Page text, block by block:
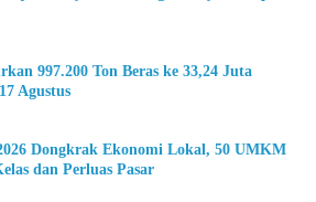
997.200 Ton Beras ke 33,24 Juta
Agustus
Dongkrak Ekonomi Lokal, 50 UMKM
dan Perluas Pasar